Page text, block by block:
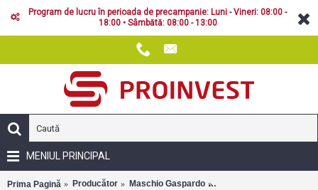
Program de lucru în perioada de precampanie: Luni - Vineri: 08:00 -
18:00 • Sâmbătă: 08:00 - 13:00
MENIUL PRINCIPAL
Prima Pagină Producător Maschio Gaspardo